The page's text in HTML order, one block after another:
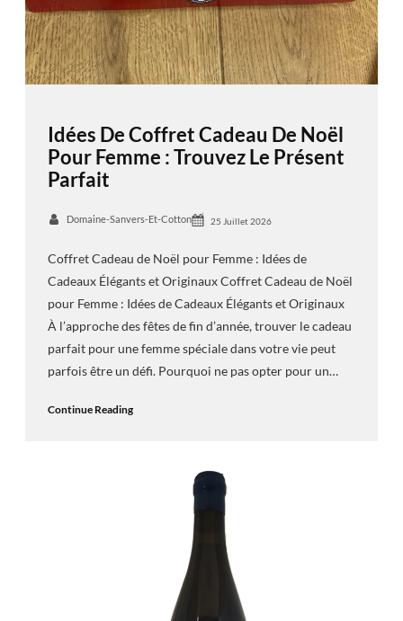
Idées De Coffret Cadeau De Noël
Pour Femme : Trouvez Le Présent
Parfait
Domaine-Sanvers-Et-Cotton 25 Juillet 2026
Coffret Cadeau de Noël pour Femme : Idées de
Cadeaux Élégants et Originaux Coffret Cadeau de Noël
pour Femme : Idées de Cadeaux Élégants et Originaux
À l’approche des fêtes de fin d’année, trouver le cadeau
parfait pour une femme spéciale dans votre vie peut
parfois être un défi. Pourquoi ne pas opter pour un…
Continue Reading